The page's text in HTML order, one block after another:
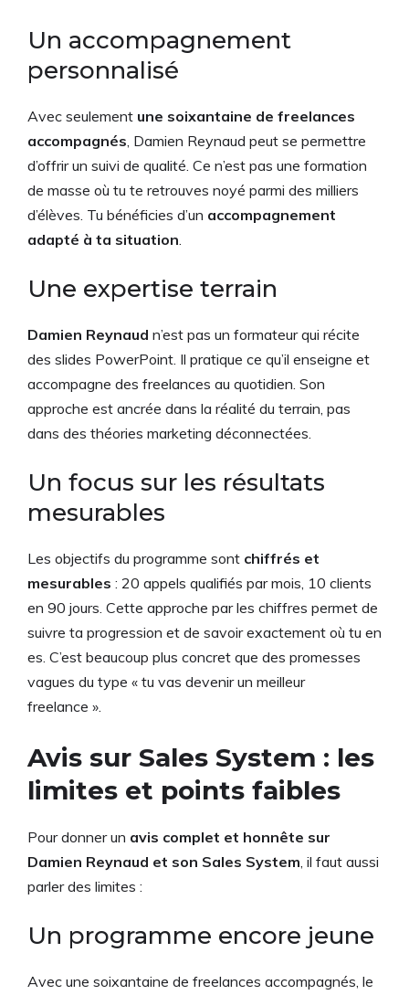
Un accompagnement
personnalisé
Avec seulement une soixantaine de freelances
accompagnés , Damien Reynaud peut se permettre
d’offrir un suivi de qualité. Ce n’est pas une formation
de masse où tu te retrouves noyé parmi des milliers
d’élèves. Tu bénéficies d’un accompagnement
adapté à ta situation
Une expertise terrain
Damien Reynaud n’est pas un formateur qui récite
des slides PowerPoint. Il pratique ce qu’il enseigne et
accompagne des freelances au quotidien. Son
approche est ancrée dans la réalité du terrain, pas
dans des théories marketing déconnectées.
Un focus sur les résultats
mesurables
Les objectifs du programme sont chiffrés et
mesurables : 20 appels qualifiés par mois, 10 clients
en 90 jours. Cette approche par les chiffres permet de
suivre ta progression et de savoir exactement où tu en
es. C’est beaucoup plus concret que des promesses
vagues du type « tu vas devenir un meilleur
freelance ».
Avis sur Sales System : les
limites et points faibles
Pour donner un avis complet et honnête sur
Damien Reynaud et son Sales System , il faut aussi
parler des limites :
Un programme encore jeune
Avec une soixantaine de freelances accompagnés, le